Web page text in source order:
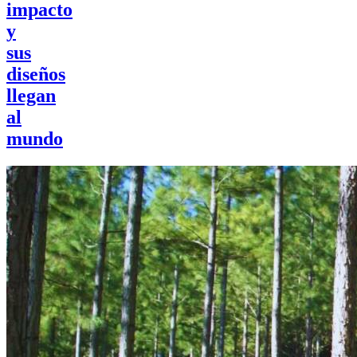
impacto
y
sus
diseños
llegan
al
mundo